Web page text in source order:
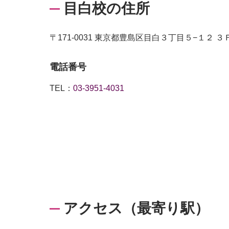
目白校の住所
〒171-0031 東京都豊島区目白３丁目５−１２ ３
電話番号
TEL： 03-3951-4031
アクセス（最寄り駅）